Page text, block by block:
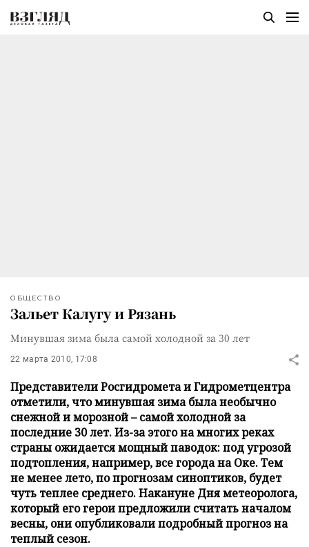
ОБЩЕСТВО
Зальет Калугу и Рязань
Минувшая зима была самой холодной за 30 лет
22 марта 2010, 17:08
Представители Росгидромета и Гидрометцентра
отметили, что минувшая зима была необычно
снежной и морозной – самой холодной за
последние 30 лет. Из-за этого на многих реках
страны ожидается мощный паводок: под угрозой
подтопления, например, все города на Оке. Тем
не менее лето, по прогнозам синоптиков, будет
чуть теплее среднего. Накануне Дня метеоролога,
который его герои предложили считать началом
весны, они опубликовали подробный прогноз на
теплый сезон.